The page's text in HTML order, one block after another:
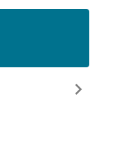
chevron_right